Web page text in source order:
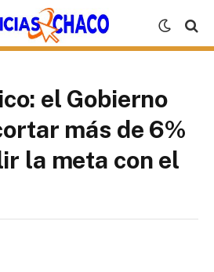
el Gobierno
más de 6%
la meta con el